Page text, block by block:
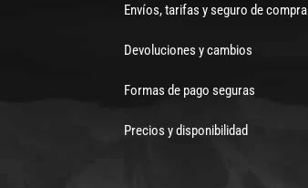
Envíos, tarifas y seguro de compra
Devoluciones y cambios
Formas de pago seguras
Precios y disponibilidad